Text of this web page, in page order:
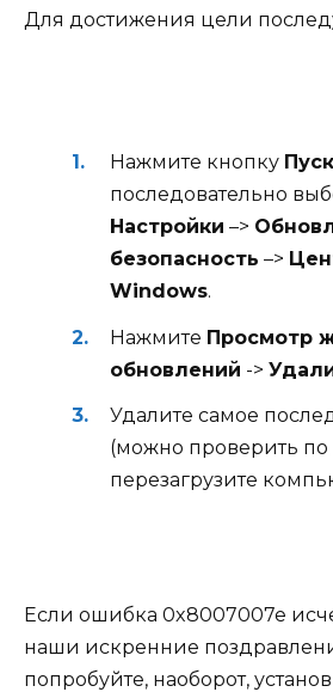
Для достижения цели
Нажмите кнопку Пуск
последовательно
Настройки –>
безопасность –>
Windows.
Нажмите Просмотр
обновлений ->
Удалите самое
(можно проверить по
перезагрузите
Если ошибка 0x8007007e
наши искренние
попробуйте, наоборот,